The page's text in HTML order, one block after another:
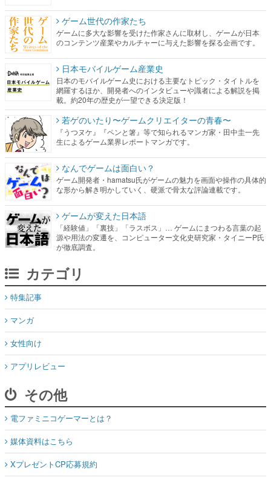
ゲーム世代の作家たち
ゲームに多大な影響を受けた作家さんに取材し、ゲームが日本
のコンテンツ産業やカルチャーに与えた影響を探る企画です。
日本モバイルゲーム産業史
日本のモバイルゲーム史における主要なトピック・タイトルを
網羅するほか、開発者へのインタビューや識者による解説を掲
載。約20年の歴史が一望できる決定版！
若ゲのいたり〜ゲームクリエイターの青春〜
『うつヌケ』『ペンと箸』等で知られるマンガ家・田中圭一先
生によるゲーム業界レポートマンガです。
なんでゲームは面白い？
ゲーム開発者・hamatsu氏がゲームの魅力を画面や操作の具体的
な形から解き明かしていく、硬派で骨太な評論連載です。
ゲームが変えた日本語
「経験値」「裏技」「ラスボス」… ゲームにまつわる言葉の起
源や用法の変遷を、コンピューター文化史研究家・タイニーP氏
が徹底調査。
カテゴリ
特集記事
マンガ
女性向け
アプリレビュー
その他
電ファミニコゲーマーとは？
媒体資料はこちら
XプレゼントCP応募規約